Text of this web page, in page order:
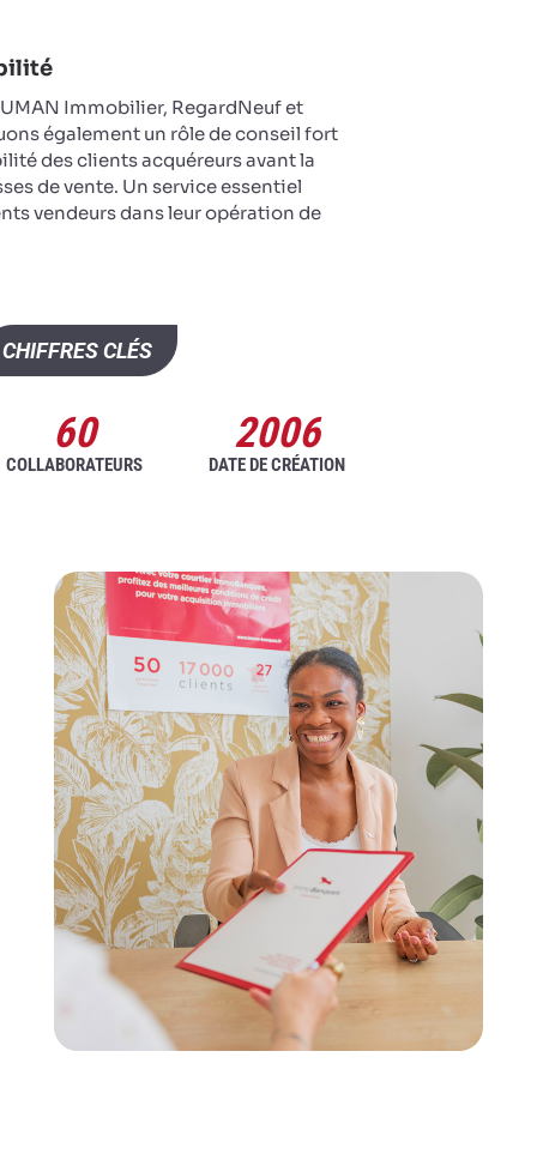
Immobilier, RegardNeuf et
également un rôle de conseil fort
des clients acquéreurs avant la
de vente. Un service essentiel
vendeurs dans leur opération de
CHIFFRES CLÉS
60
COLLABORATEURS
2006
DATE DE CRÉATION